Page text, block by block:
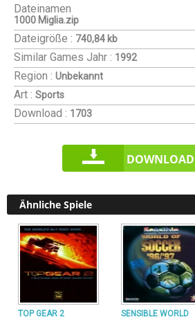
Dateinamen
1000 Miglia.zip
Dateigröße : 740,84 kb
Similar Games Jahr : 1992
Region : Unbekannt
Art : Sports
Download : 1703
Ähnliche Spiele
TOP GEAR 2 SENSIBLE WORLD